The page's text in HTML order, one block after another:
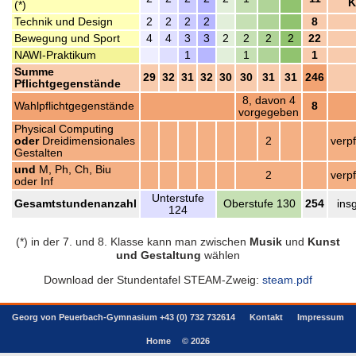
(*)
Technik und Design
2 2 2 2
8
Bewegung und Sport
4 4 3 3 2 2 2 2
22
NAWI-Praktikum
1 1
1
Summe
Pflichtgegenstände
29 32 31 32 30 30 31 31 246
Wahlpflichtgegenstände
8, davon 4
vorgegeben
8
Physical Computing
oderDreidimensionales
Gestalten
2
und M, Ph, Ch, Biu
oder Inf
2
Gesamtstundenanzahl
Unterstufe
124
Oberstufe 130 254
(*) in der 7. und 8. Klasse kann man zwischen Musik und Kunst
und Gestaltung wählen
Download der Stundentafel STEAM-Zweig: steam.pdf
Georg von Peuerbach-Gymnasium +43 (0) 732 732614 Kontakt Impressum
Home © 2026